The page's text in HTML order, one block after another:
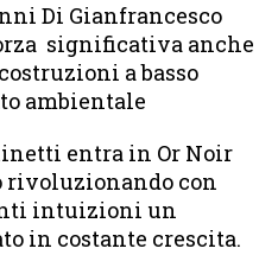
Di Gianfrancesco
significativa anche
a basso
ambientale
entra in Or Noir
rivoluzionando con
intuizioni un
in costante crescita.